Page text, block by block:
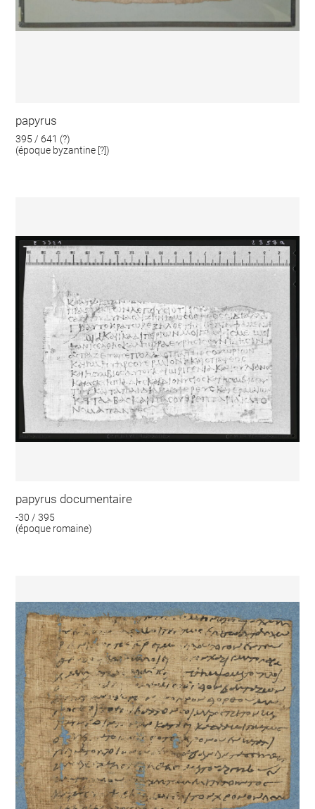
papyrus
395 / 641 (?)
(époque byzantine [?])
papyrus documentaire
-30 / 395
(époque romaine)